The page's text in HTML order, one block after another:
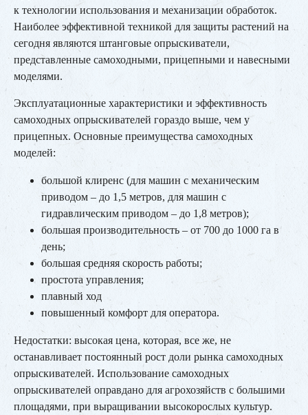
к технологии использования и механизации обработок.
Наиболее эффективной техникой для защиты растений на
сегодня являются штанговые опрыскиватели,
представленные самоходными, прицепными и навесными
моделями.
Эксплуатационные характеристики и эффективность
самоходных опрыскивателей гораздо выше, чем у
прицепных. Основные преимущества самоходных
моделей:
большой клиренс (для машин с механическим
приводом – до 1,5 метров, для машин с
гидравлическим приводом – до 1,8 метров);
большая производительность – от 700 до 1000 га в
день;
большая средняя скорость работы;
простота управления;
плавный ход
повышенный комфорт для оператора.
Недостатки: высокая цена, которая, все же, не
останавливает постоянный рост доли рынка самоходных
опрыскивателей. Использование самоходных
опрыскивателей оправдано для агрохозяйств с большими
площадями, при выращивании высокорослых культур.